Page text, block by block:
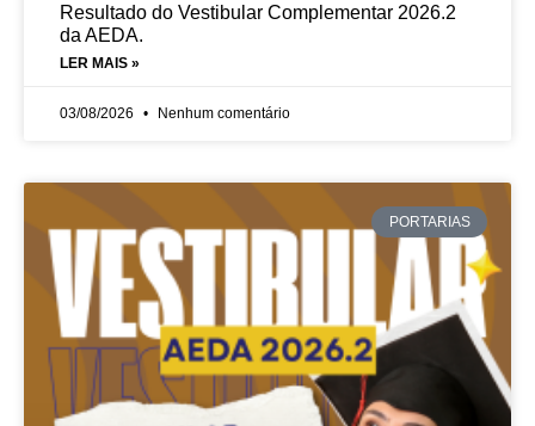
Resultado do Vestibular Complementar 2026.2
da AEDA.
LER MAIS »
03/08/2026 Nenhum comentário
PORTARIAS